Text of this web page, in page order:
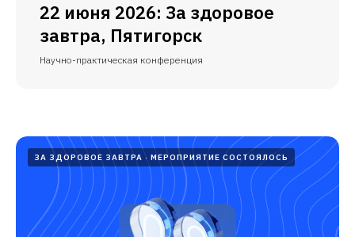
22 июня 2026: За здоровое
завтра, Пятигорск
Научно-практическая конференция
ЗА ЗДОРОВОЕ ЗАВТРА МЕРОПРИЯТИЕ СОСТОЯЛОСЬ